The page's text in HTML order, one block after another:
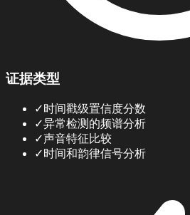
证据类型
✓时间戳级置信度分数
✓异常检测的频谱分析
✓声音特征比较
✓时间和韵律信号分析